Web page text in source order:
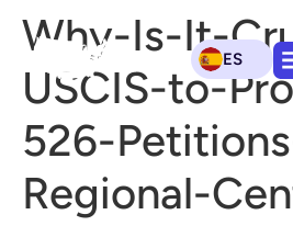
ES
Why-Is-It-
USCIS-to-
526-
Regional-